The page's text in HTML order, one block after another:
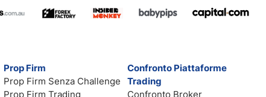
Prop Firm
Prop Firm Senza Challenge
Prop Firm Trading
Confronto Piattaforme
Trading
Confronto Broker